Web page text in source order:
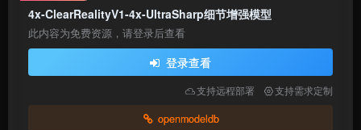
4x-ClearRealityV1-4x-UltraSharp细节增强模型
此内容为免费资源，请登录后查看
登录查看
支持远程部署 支持需求定制
openmodeldb